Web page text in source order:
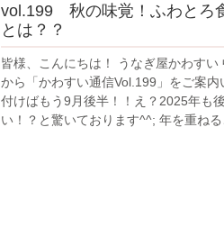
vol.199 秋の味覚！ふわとろ
とは？？
皆様、こんにちは！ うなぎ屋かわすい
から「かわすい通信Vol.199」をご案
付けばもう9月後半！！え？2025年も
い！？と驚いております^^; 年を重ねる